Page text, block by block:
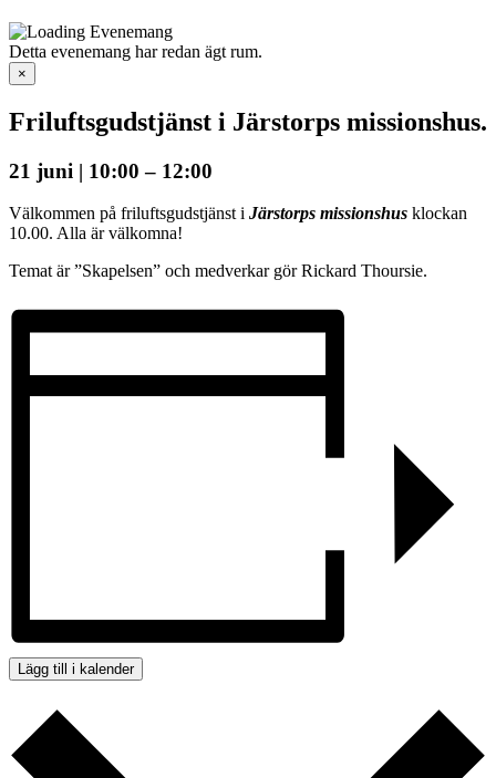
Detta evenemang har redan ägt rum.
×
Friluftsgudstjänst i Järstorps missionshus.
21 juni | 10:00 – 12:00
Välkommen på friluftsgudstjänst i Järstorps missionshus klockan
10.00. Alla är välkomna!
Temat är ”Skapelsen” och medverkar gör Rickard Thoursie.
Lägg till i kalender